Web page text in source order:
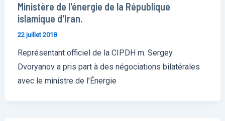
Ministère de l'énergie de la République
islamique d'Iran.
22 juillet 2018
Représentant officiel de la CIPDH m. Sergey
Dvoryanov a pris part à des négociations bilatérales
avec le ministre de l’Énergie